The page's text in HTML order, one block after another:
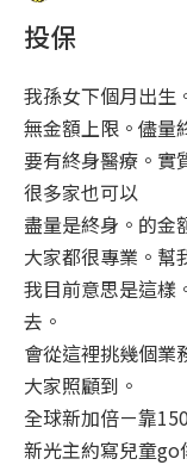
投保
我孫女下個月出生
無金額上限。儘量
要有終身醫療。實
很多家也可以
盡量是終身。的金
大家都很專業。幫
我目前意思是這樣
去。
會從這裡挑幾個業
大家照顧到。
全球新加倍ㄧ靠
新光主約寫兒童go